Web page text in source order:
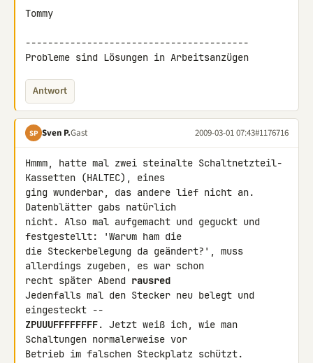
Tommy
----------------------------------------
Probleme sind Lösungen in Arbeitsanzügen
Antwort
SP Sven P.Gast 2009-03-01 07:43#1176716
Hmmm, hatte mal zwei steinalte Schaltnetzteil-
Kassetten (HALTEC), eines
ging wunderbar, das andere lief nicht an.
Datenblätter gabs natürlich
nicht. Also mal aufgemacht und geguckt und
festgestellt: 'Warum ham die
die Steckerbelegung da geändert?', muss
allerdings zugeben, es war schon
recht später Abend rausred
Jedenfalls mal den Stecker neu belegt und
ZPUUUFFFFFFFF. Jetzt weiß ich, wie man
Schaltungen normalerweise vor
Betrieb im falschen Steckplatz schützt.